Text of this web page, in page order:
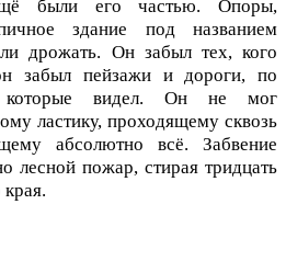
были его частью. Опоры,
здание под названием
дрожать. Он забыл тех, кого
забыл пейзажи и дороги, по
видел. Он не мог
ластику, проходящему сквозь
абсолютно всё. Забвение
лесной пожар, стирая тридцать